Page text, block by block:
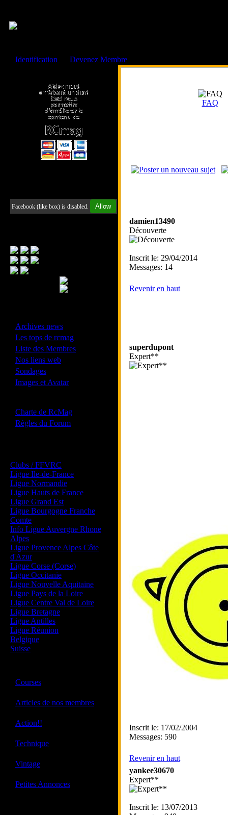
Identification
Devenez Membre
Facebook (like box) is disabled. Allow
Archives news
Les tops de rcmag
Liste des Membres
Nos liens web
Sondages
Images et Avatar
Charte de RcMag
Règles du Forum
Clubs / FFVRC
Ligue Ile-de-France
Ligue Normandie
Ligue Hauts de France
Ligue Grand Est
Ligue Bourgogne Franche
Comte
Info Ligue Auvergne Rhone
Alpes
Ligue Provence Alpes Côte
d'Azur
Ligue Corse (Corse)
Ligue Occitanie
Ligue Nouvelle Aquitaine
Ligue Pays de la Loire
Ligue Centre Val de Loire
Ligue Bretagne
Ligue Antilles
Ligue Réunion
Belgique
Suisse
Courses
Articles de nos membres
Action!!
Technique
Vintage
Petites Annonces
FAQ
damien13490
Découverte
Inscrit le: 29/04/2014
Messages: 14
Revenir en haut
superdupont
Expert**
Inscrit le: 17/02/2004
Messages: 590
Revenir en haut
yankee30670
Expert**
Inscrit le: 13/07/2013